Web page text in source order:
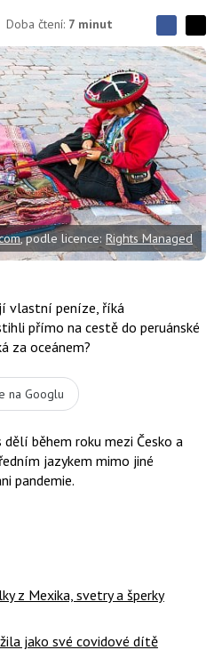
Doba čtení: 7 minut
S
d
í
l
e
t
S
d
l
e
j
t
e
n
a
F
a
c
b
o
o
k
d
l
e
j
t
e
n
a
t
i
X
, podle licence:Rights Managed
vlastní peníze, říká
přímo na cestě do peruánské
za oceánem?
na Googlu
během roku mezi Česko a
jazykem mimo jiné
pandemie.
z Mexika, svetry a šperky
jako své covidové dítě